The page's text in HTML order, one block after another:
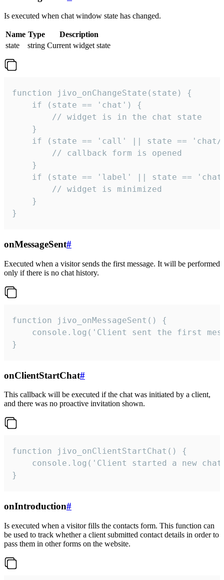
Is executed when chat window state has changed.
Name Type
Description
state
string Current widget state
function jivo_onChangeState(state) {
    if (state == 'chat') {
        // widget is in the chat state
    }
if (state == 'call' || state ==
        // callback form is opened
    }
if (state == 'label' || state ==
        // widget is minimized
    }
}
onMessageSent#
Executed when a visitor sends the first message. It will be performed
only if there is no chat history.
function jivo_onMessageSent() {
console.log('Client sent the first
}
onClientStartChat#
This callback will be executed if the chat was initiated by a client,
and there was no proactive invitation shown.
function jivo_onClientStartChat() {
console.log('Client started a new
}
onIntroduction#
Is executed when a visitor fills the contacts form. This function can
be used to track whether a client submitted contact details in order to
pass them in other forms on the website.